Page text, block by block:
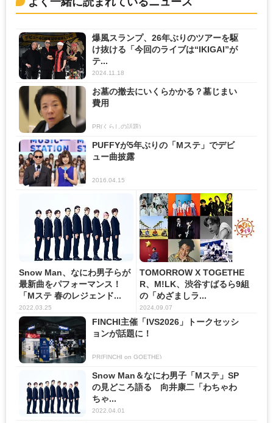
爆風スランプ、26年ぶりのツアーを駆
け抜ける「今回のライブは“IKIGAI”が
テ...
2024.11.18
お墓の撤去にいくらかかる？墓じまい
費用
PR(くらしの話題)
PUFFYが5年ぶりの「Mステ」でデビ
ュー曲披露
2016.04.15
Snow Man、なにわ男子らが
最新曲をパフォーマンス！
「Mステ 春のレジェンド...
2022.03.25
TOMORROW X TOGETHE
R、M!LK、渋谷すばるら9組
の「めざましラ...
2024.09.07
FINCHI主催「IVS2026」トークセッシ
ョンが話題に！
PR(FINCHI on GOETHE)
Snow Man＆なにわ男子「Mステ」SP
の見どころ語る 向井康二「わちゃわ
ちゃ...
2022.04.01